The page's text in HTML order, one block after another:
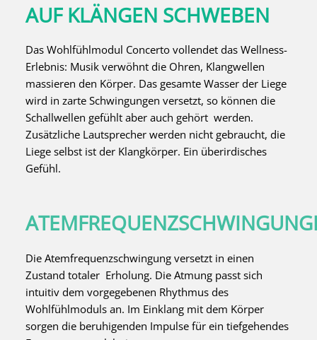
AUF KLÄNGEN SCHWEBEN
Das Wohlfühlmodul Concerto vollendet das Wellness-
Erlebnis: Musik verwöhnt die Ohren, Klangwellen
massieren den Körper. Das gesamte Wasser der Liege
wird in zarte Schwingungen versetzt, so können die
Schallwellen gefühlt aber auch gehört werden.
Zusätzliche Lautsprecher werden nicht gebraucht, die
Liege selbst ist der Klangkörper. Ein überirdisches
Gefühl.
Die Atemfrequenzschwingung versetzt in einen
Zustand totaler Erholung. Die Atmung passt sich
intuitiv dem vorgegebenen Rhythmus des
Wohlfühlmoduls an. Im Einklang mit dem Körper
sorgen die beruhigenden Impulse für ein tiefgehendes